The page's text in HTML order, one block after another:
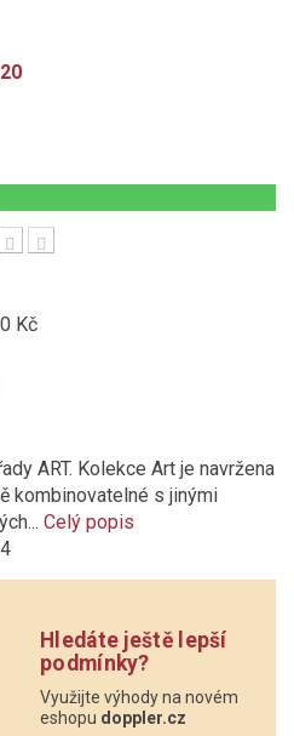
Kč
ART. Kolekce Art je navržena
kombinovatelné s jinými
Celý popis
Hledáte ještě lepší
podmínky?
Využijte výhody na novém
eshopu doppler.cz